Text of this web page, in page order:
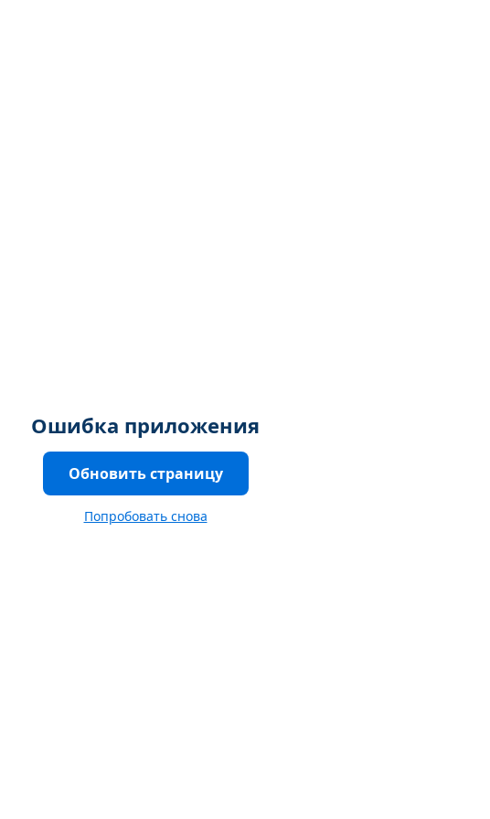
Ошибка приложения
Обновить страницу
Попробовать снова